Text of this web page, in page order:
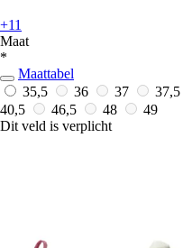
+11
Maat
*
Maattabel
35,5
36 37 37,5
40,5
46,5 48
49
Dit veld is verplicht